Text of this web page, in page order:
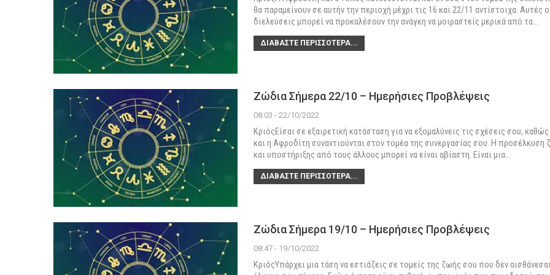
θα παραμείνουν σε αυτήν την περιοχή μέχρι τις 16 και 22/11 αντίστοιχα. Αυτές
διελεύσεις μπορεί να προκαλέσουν την ανάγκη να μοιραστείς μερικά από τα…
ΔΙΑΒΆΣΤΕ ΠΕΡΙΣΣΌΤΕΡΑ...
Ζώδια Σήμερα 22/10 – Ημερήσιες Προβλέψεις
08:03 - 22/10/2022
ΚριόςΕίσαι σε εξαιρετική κατάσταση για να εξομαλύνεις τις σχέσεις σου,
και η Αφροδίτη συναντιούνται στον τομέα της συνεργασίας σου. Η προσέλκυση
και υποστήριξης από τους άλλους μπορεί να είναι αβίαστη. Είναι μια…
ΔΙΑΒΆΣΤΕ ΠΕΡΙΣΣΌΤΕΡΑ...
Ζώδια Σήμερα 19/10 – Ημερήσιες Προβλέψεις
08:47 - 19/10/2022
ΚριόςΥπάρχει μια τάση να εστιάζεις σε τομείς της ζωής σου που δεν